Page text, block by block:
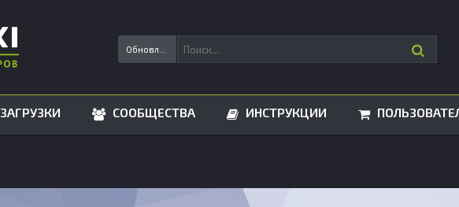
ЗАГРУЗКИ СООБЩЕСТВА ИНСТРУКЦИИ